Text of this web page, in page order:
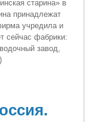
старина» в
принадлежат
учредила и
сейчас фабрики:
завод,